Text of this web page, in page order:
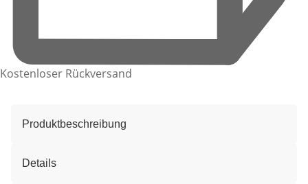
Kostenloser Rückversand
Produktbeschreibung
Details